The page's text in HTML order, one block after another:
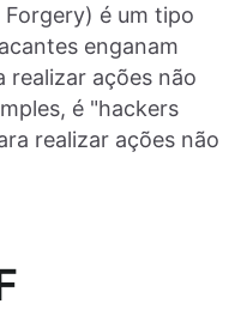
Forgery) é um tipo
enganam
realizar ações não
é "hackers
realizar ações não